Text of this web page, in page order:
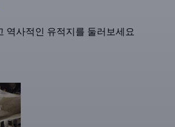
역사적인 유적지를 둘러보세요